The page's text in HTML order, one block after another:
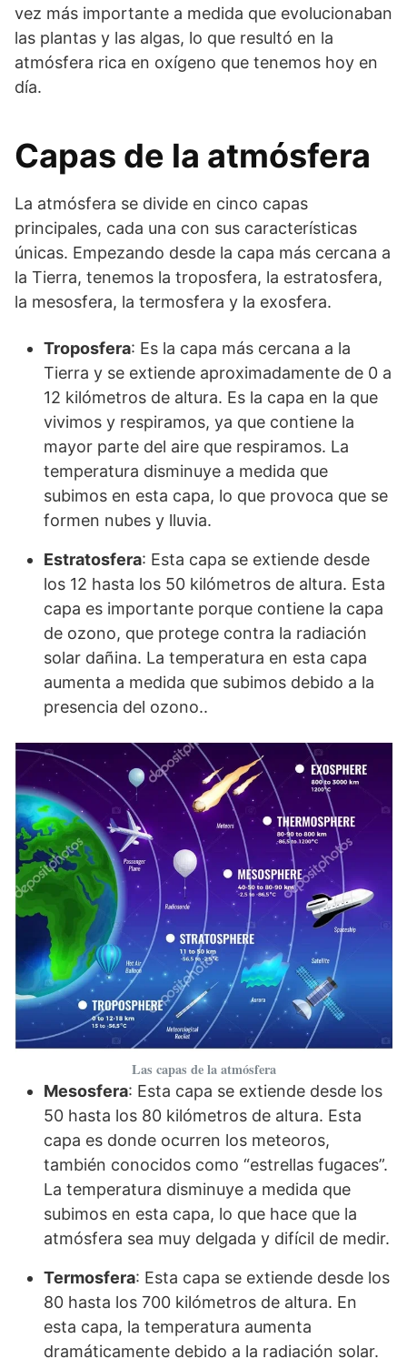
vez más importante a medida que evolucionaban
las plantas y las algas, lo que resultó en la
atmósfera rica en oxígeno que tenemos hoy en
día.
Capas de la atmósfera
La atmósfera se divide en cinco capas
principales, cada una con sus características
únicas. Empezando desde la capa más cercana a
la Tierra, tenemos la troposfera, la estratosfera,
la mesosfera, la termosfera y la exosfera.
Troposfera: Es la capa más cercana a la
Tierra y se extiende aproximadamente de 0 a
12 kilómetros de altura. Es la capa en la que
vivimos y respiramos, ya que contiene la
mayor parte del aire que respiramos. La
temperatura disminuye a medida que
subimos en esta capa, lo que provoca que se
formen nubes y lluvia.
Estratosfera: Esta capa se extiende desde
los 12 hasta los 50 kilómetros de altura. Esta
capa es importante porque contiene la capa
de ozono, que protege contra la radiación
solar dañina. La temperatura en esta capa
aumenta a medida que subimos debido a la
presencia del ozono..
Las capas de la atmósfera
Mesosfera: Esta capa se extiende desde los
50 hasta los 80 kilómetros de altura. Esta
capa es donde ocurren los meteoros,
también conocidos como “estrellas fugaces”.
La temperatura disminuye a medida que
subimos en esta capa, lo que hace que la
atmósfera sea muy delgada y difícil de medir.
Termosfera: Esta capa se extiende desde los
80 hasta los 700 kilómetros de altura. En
esta capa, la temperatura aumenta
dramáticamente debido a la radiación solar.